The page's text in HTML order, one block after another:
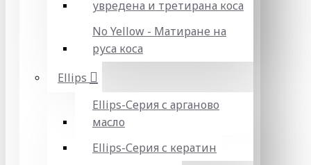
увредена и третирана коса
No Yellow - Матиране на
руса коса
Ellips
Ellips-Серия с арганово
масло
Ellips-Серия с кератин